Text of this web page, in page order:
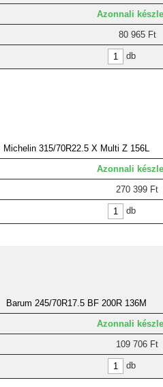
Azonnali
80 965 Ft
db
Michelin 315/70R22.5 X Multi Z 156L
Azonnali
270 399 Ft
db
Barum 245/70R17.5 BF 200R 136M
Azonnali
109 706 Ft
db